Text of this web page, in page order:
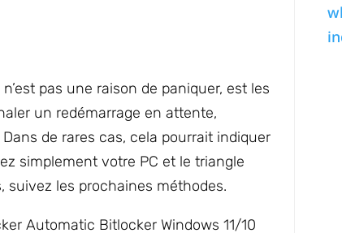
pas une raison de paniquer, est les
un redémarrage en attente,
de rares cas, cela pourrait indiquer
simplement votre PC et le triangle
suivez les prochaines méthodes.
Automatic Bitlocker Windows 11/10